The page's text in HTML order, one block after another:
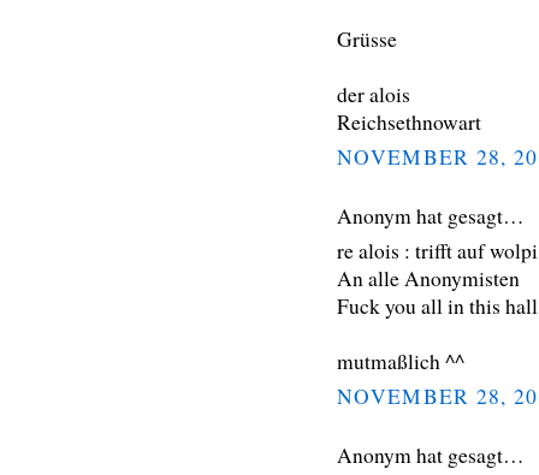
Grüsse
der alois
Reichsethnowart
NOVEMBER 28,
Anonym hat gesagt…
re alois : trifft auf
An alle Anonymisten
Fuck you all in this
mutmaßlich ^^
NOVEMBER 28,
Anonym hat gesagt…